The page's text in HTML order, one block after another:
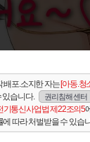
배포.소지한 자는[아동.청
있습니다. 권리침해 센터
기통신사업법 제22조의5
따라 처벌받을 수 있습